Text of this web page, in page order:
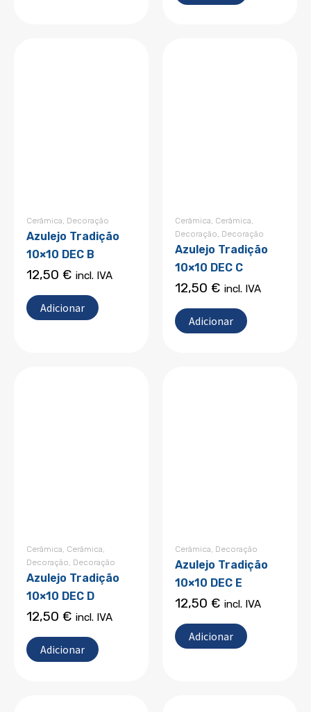
Cerâmica, Decoração
Azulejo Tradição
10×10 DEC B
12,50 € incl. IVA
Adicionar
Cerâmica, Cerâmica,
Decoração, Decoração
Azulejo Tradição
10×10 DEC C
12,50 € incl. IVA
Adicionar
Cerâmica Cerâmica
Decoração Decoração
Azulejo Tradição
10×10 DEC D
12,50 € incl. IVA
Adicionar
Cerâmica Decoração
Azulejo Tradição
10×10 DEC E
12,50 € incl. IVA
Adicionar